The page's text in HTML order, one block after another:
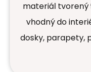
materiál tvorený
vhodný do
dosky, parapety,